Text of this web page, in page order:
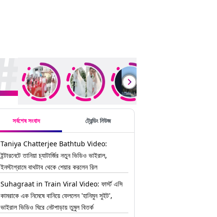
সর্বশেষ সংবাদ ট্রেন্ডিং নিউজ
Taniya Chatterjee Bathtub Video:
ইন্টারনেটে তানিয়া চ্যাটার্জির নতুন ভিডিও ভাইরাল,
ইনস্টাগ্রামে বাথটাব থেকে শেয়ার করলেন রিল
Suhagraat in Train Viral Video: ফার্স্ট এসি
কামরাকে এক নিমেষে বানিয়ে ফেললেন 'হানিমুন সুইট',
ভাইরাল ভিডিও ঘিরে নেটপাড়ায় তুমুল বিতর্ক